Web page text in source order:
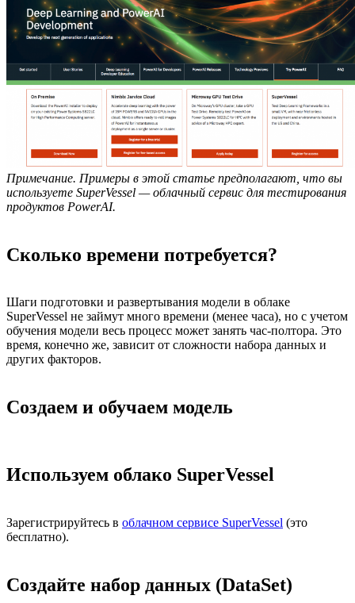
Примечание. Примеры в этой статье предполагают, что вы
используете SuperVessel — облачный сервис для тестирования
продуктов PowerAI.
Сколько времени потребуется?
Шаги подготовки и развертывания модели в облаке
SuperVessel не займут много времени (менее часа), но с учетом
обучения модели весь процесс может занять час-полтора. Это
время, конечно же, зависит от сложности набора данных и
других факторов.
Создаем и обучаем модель
Используем облако SuperVessel
Зарегистрируйтесь в облачном сервисе SuperVessel (это
бесплатно).
Создайте набор данных (DataSet)